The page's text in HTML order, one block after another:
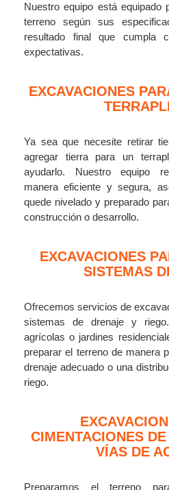
Nuestro equipo está equipado
terreno según sus
resultado final que cumpla
expectativas.
EXCAVACIONES
Ya sea que necesite retirar
agregar tierra para un
ayudarlo. Nuestro equipo
manera eficiente y segura,
quede nivelado y preparado
construcción o desarrollo.
EXCAVACIONES
SISTEMAS
Ofrecemos servicios de
sistemas de drenaje y
agrícolas o jardines
preparar el terreno de manera
drenaje adecuado o una
riego.
CIMENTACIONES
VÍAS DE
Preparamos el terreno